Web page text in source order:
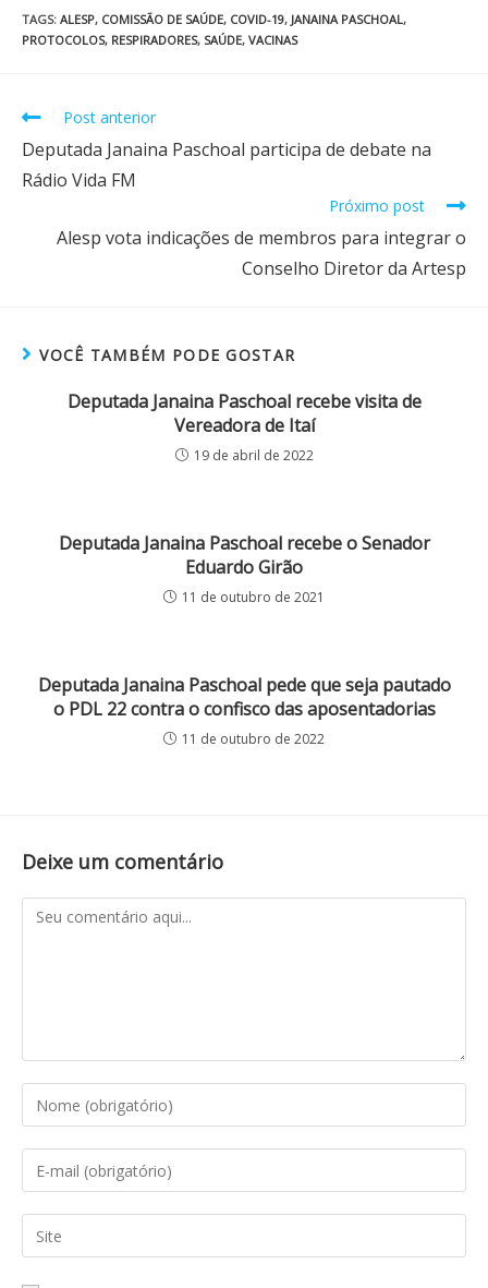
TAGS: ALESP, COMISSÃO DE SAÚDE, COVID-19, JANAINA PASCHOAL,
PROTOCOLOS, RESPIRADORES, SAÚDE, VACINAS
Post anterior
Deputada Janaina Paschoal participa de debate na
Rádio Vida FM
Próximo post
Alesp vota indicações de membros para integrar o
Conselho Diretor da Artesp
VOCÊ TAMBÉM PODE GOSTAR
Deputada Janaina Paschoal recebe visita de
Vereadora de Itaí
19 de abril de 2022
Deputada Janaina Paschoal recebe o Senador
Eduardo Girão
11 de outubro de 2021
Deputada Janaina Paschoal pede que seja pautado
o PDL 22 contra o confisco das aposentadorias
11 de outubro de 2022
Deixe um comentário